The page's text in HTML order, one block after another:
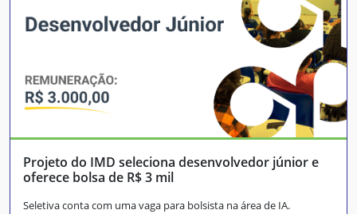
Projeto do IMD seleciona desenvolvedor júnior e
oferece bolsa de R$ 3 mil
Seletiva conta com uma vaga para bolsista na área de IA.